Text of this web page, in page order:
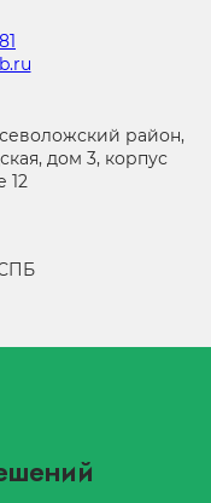
район,
дом 3, корпус
12